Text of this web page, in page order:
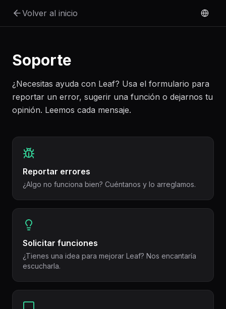
Volver al inicio
Soporte
¿Necesitas ayuda con Leaf? Usa el formulario para
reportar un error, sugerir una función o dejarnos tu
opinión. Leemos cada mensaje.
Reportar errores
¿Algo no funciona bien? Cuéntanos y lo arreglamos.
Solicitar funciones
¿Tienes una idea para mejorar Leaf? Nos encantaría
escucharla.